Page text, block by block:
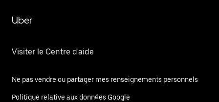
Uber
Visiter le Centre d'aide
Ne pas vendre ou partager mes renseignements personnels
Politique relative aux données Google